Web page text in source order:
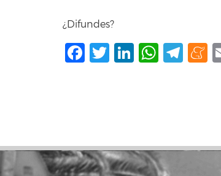
¿Difundes?
Facebook
Twitter
LinkedIn